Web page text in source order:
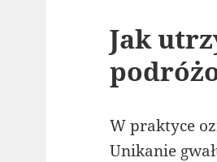
Jak
W praktyce
Unikanie